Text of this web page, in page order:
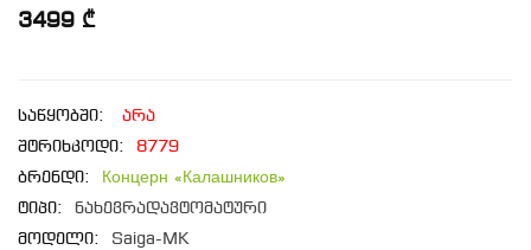
3499 ₾
საწყობში:
არა
შტრიხკოდი:
8779
ბრენდი:
Концерн «Калашников»
ტიპი:
ნახევრადავტომატური
მოდელი:
Saiga-MK